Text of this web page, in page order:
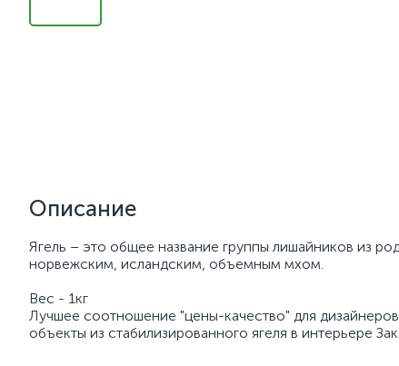
Описание
Ягель – это общее название группы лишайников из
норвежским, исландским, объемным мхом.
Вес - 1кг
Лучшее соотношение "цены-качество" для
объекты из стабилизированного ягеля в интерьере